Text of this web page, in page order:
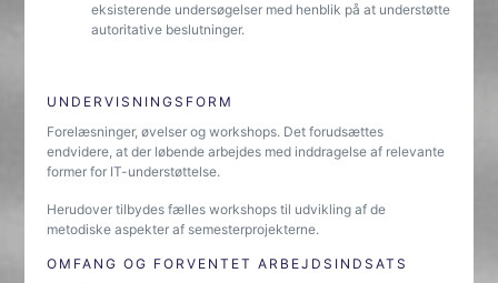
eksisterende undersøgelser med henblik på at understøtte
autoritative beslutninger.
UNDERVISNINGSFORM
Forelæsninger, øvelser og workshops. Det forudsættes
endvidere, at der løbende arbejdes med inddragelse af relevante
former for IT-understøttelse.
Herudover tilbydes fælles workshops til udvikling af de
metodiske aspekter af semesterprojekterne.
OMFANG OG FORVENTET ARBEJDSINDSATS